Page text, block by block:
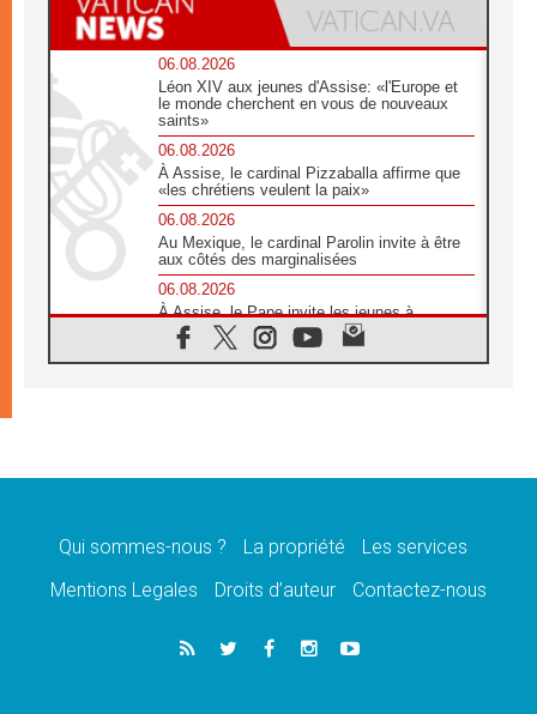
06.08.2026
Léon XIV aux jeunes d'Assise: «l'Europe et
le monde cherchent en vous de nouveaux
saints»
06.08.2026
À Assise, le cardinal Pizzaballa affirme que
«les chrétiens veulent la paix»
06.08.2026
Au Mexique, le cardinal Parolin invite à être
aux côtés des marginalisées
06.08.2026
À Assise, le Pape invite les jeunes à
«construire la civilisation de l'amour»
05.08.2026
d'entendre ceux qui bénissent la guerre»
Léon XIV au Pérou, une lueur d'espoir pour
05.08.2026
SCEAM: L'Église en Afrique vers
Qui sommes-nous ? La propriété
Les services
Mentions Legales
Droits d’auteur Contactez-nous